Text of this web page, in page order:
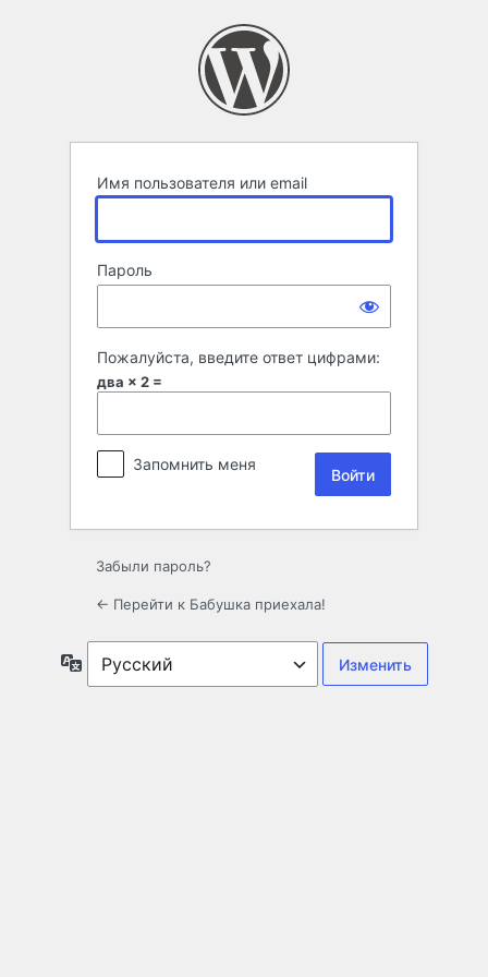
Имя пользователя или email
Пароль
Пожалуйста, введите ответ цифрами:
два × 2 =
Запомнить меня
Забыли пароль?
← Перейти к Бабушка приехала!
Язык